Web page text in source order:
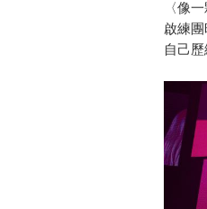
〈像
啟練
自己